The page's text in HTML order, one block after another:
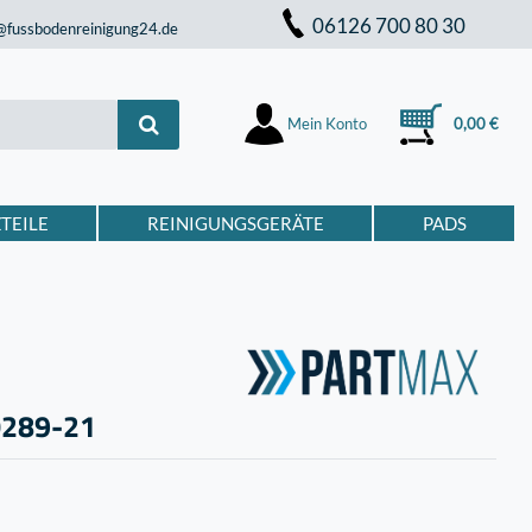
06126 700 80 30
Mein Konto 0,00 €
REINIGUNGSGERÄTE PADS
21